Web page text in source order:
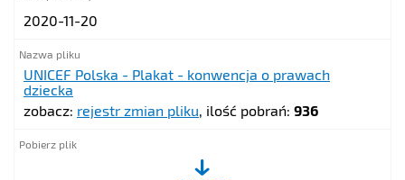
2020-11-20
UNICEF Polska - Plakat - konwencja o prawach
dziecka
zobacz: rejestr zmian pliku, ilość pobrań: 936